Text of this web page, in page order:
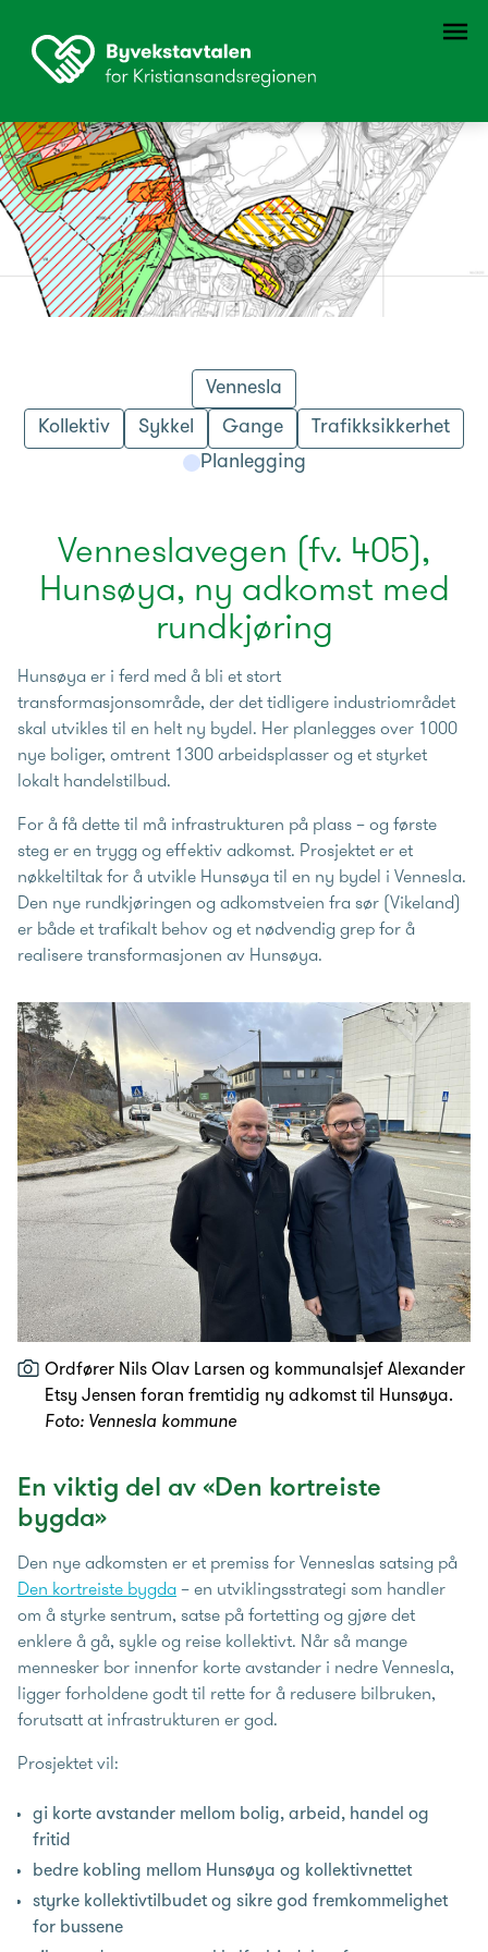
Vennesla
Kollektiv Sykkel Gange
Trafikksikkerhet
Planlegging
Venneslavegen (fv. 405),
Hunsøya, ny adkomst med
rundkjøring
Hunsøya er i ferd med å bli et stort
transformasjonsområde, der det tidligere industriområdet
skal utvikles til en helt ny bydel. Her planlegges over 1000
nye boliger, omtrent 1300 arbeidsplasser og et styrket
lokalt handelstilbud.
For å få dette til må infrastrukturen på plass – og første
steg er en trygg og effektiv adkomst. Prosjektet er et
nøkkeltiltak for å utvikle Hunsøya til en ny bydel i Vennesla.
Den nye rundkjøringen og adkomstveien fra sør (Vikeland)
er både et trafikalt behov og et nødvendig grep for å
realisere transformasjonen av Hunsøya.
Ordfører Nils Olav Larsen og kommunalsjef Alexander
Etsy Jensen foran fremtidig ny adkomst til Hunsøya.
Foto: Vennesla kommune
En viktig del av «Den kortreiste
bygda»
Den nye adkomsten er et premiss for Venneslas satsing på
Den kortreiste bygda – en utviklingsstrategi som handler
om å styrke sentrum, satse på fortetting og gjøre det
enklere å gå, sykle og reise kollektivt. Når så mange
mennesker bor innenfor korte avstander i nedre Vennesla,
ligger forholdene godt til rette for å redusere bilbruken,
forutsatt at infrastrukturen er god.
Prosjektet vil:
gi korte avstander mellom bolig, arbeid, handel og
fritid
bedre kobling mellom Hunsøya og kollektivnettet
styrke kollektivtilbudet og sikre god fremkommelighet
for bussene